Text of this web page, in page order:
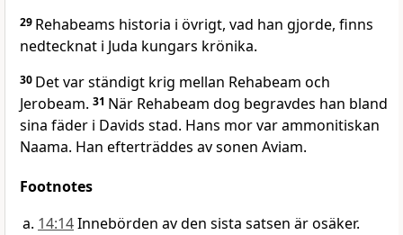
29 Rehabeams historia i övrigt, vad han gjorde, finns
nedtecknat i Juda kungars krönika.
30 Det var ständigt krig mellan Rehabeam och
Jerobeam. 31 När Rehabeam dog begravdes han bland
sina fäder i Davids stad. Hans mor var ammonitiskan
Naama. Han efterträddes av sonen Aviam.
Footnotes
14:14Innebörden av den sista satsen är osäker.